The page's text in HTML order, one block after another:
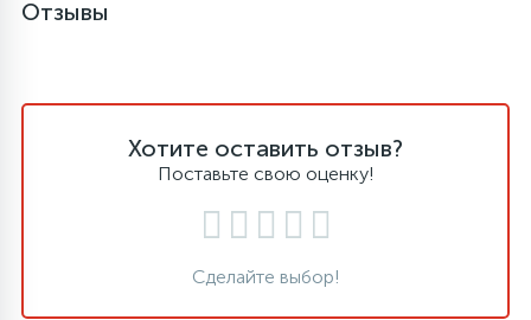
Отзывы
Хотите оставить отзыв?
Поставьте свою оценку!
Сделайте выбор!